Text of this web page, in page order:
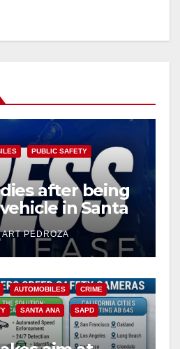
PUBLIC SAFETY
after being
in Santa
ART PEDROZA
AUTOMOBILES CRIME
SANTA ANA SAPD